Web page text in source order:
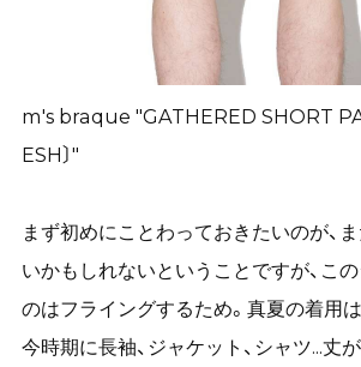
m's braque "GATHERED SHORT
ESH〕"
まず初めにことわっておきたいのが、
いかもしれないということですが、こ
のはフライングするため。真夏の着用
今時期に長袖、ジャケット、シャツ...丈